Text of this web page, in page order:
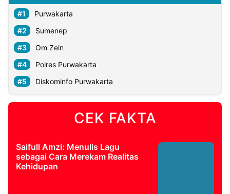
Purwakarta
Sumenep
Om Zein
Polres Purwakarta
Diskominfo Purwakarta
CEK FAKTA
Saifull Amzi: Menulis Lagu
sebagai Cara Merekam Realitas
Kehidupan